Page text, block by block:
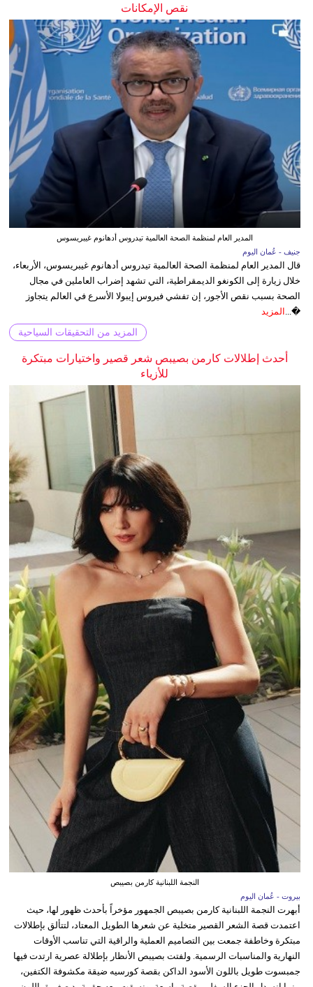
نقص الإمكانات
المدير العام لمنظمة الصحة العالمية تيدروس أدهانوم غيبريسوس
جنيف - عُمان اليوم
قال المدير العام لمنظمة الصحة العالمية تيدروس أدهانوم غيبريسوس، الأربعاء،
خلال زيارة إلى الكونغو الديمقراطية، التي تشهد إضراب العاملين في مجال
الصحة بسبب نقص الأجور، إن تفشي فيروس إيبولا الأسرع في العالم يتجاوز
�...
المزيد
المزيد من التحقيقات السياحية
أحدث إطلالات كارمن بصيبص شعر قصير واختيارات مبتكرة
للأزياء
النجمة اللبنانية كارمن بصيبص
بيروت - عُمان اليوم
أبهرت النجمة اللبنانية كارمن بصيبص الجمهور مؤخراً بأحدث ظهور لها، حيث
اعتمدت قصة الشعر القصير متخلية عن شعرها الطويل المعتاد، لتتألق بإطلالات
مبتكرة وخاطفة جمعت بين التصاميم العملية والراقية التي تناسب الأوقات
النهارية والمناسبات الرسمية. ولفتت بصيبص الأنظار بإطلالة عصرية ارتدت فيها
جمبسوت طويل باللون الأسود الداكن بقصة كورسيه ضيقة مكشوفة الكتفين،